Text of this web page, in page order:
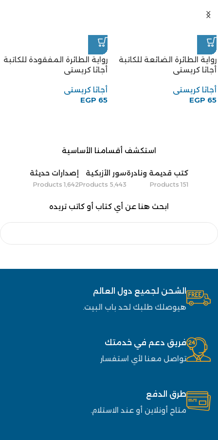
رواية الطائرة الضائعة للكاتبة
أجاثا كريستى
أجاثا كريستى
EGP 65
رواية الطائرة المفقودة للكاتبة
أجاثا كريستى
أجاثا كريستى
EGP 65
استكشف أقسامنا الأساسية
كتب قديمة ونادرة
151 Products
سور الأزبكية
5٬443 Products
إصدارات حديثة
1٬642 Products
ابحث هنا عن أي كتاب أو كاتب تريده
الشحن لجميع دول العالم
هيوصلك طلبك لحد باب البيت.
فريق دعم في خدمتك
تواصل معنا لأي استفسار
طرق الدفع
متاح أونلاين أو عند الاستلام.